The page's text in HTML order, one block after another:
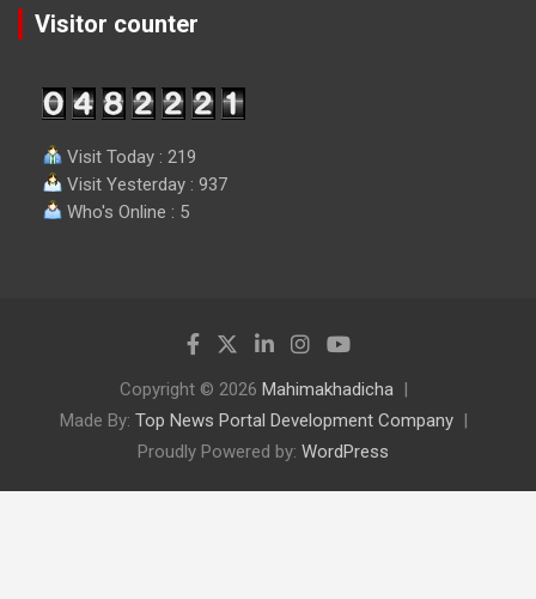
Visitor counter
Visit Today : 219
Visit Yesterday : 937
Who's Online : 5
Copyright © 2026 Mahimakhadicha
Made By: Top News Portal Development Company
Proudly Powered by: WordPress